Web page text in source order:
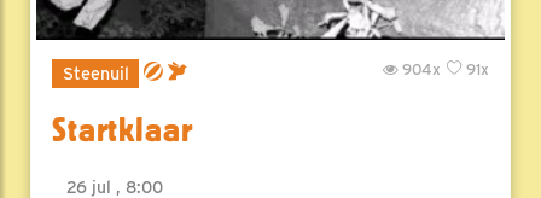
Steenuil 91x
904x
Startklaar
26 jul , 8:00